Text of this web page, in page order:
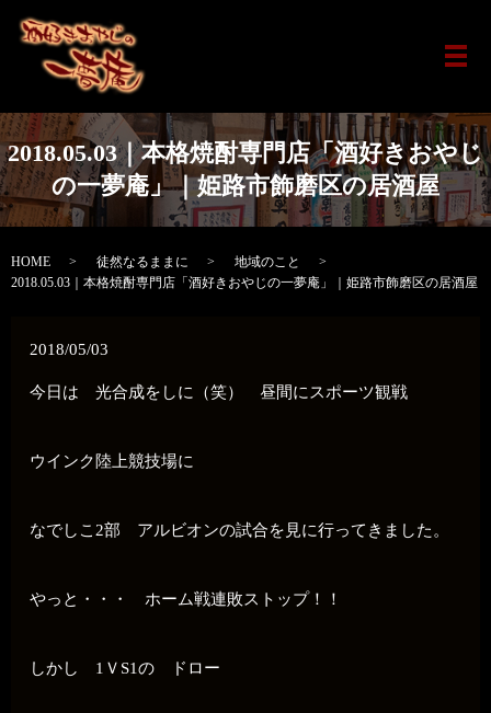
メ
2018.05.03｜本格焼酎専門店「酒好きおやじ
の一夢庵」｜姫路市飾磨区の居酒屋
HOME 徒然なるままに
地域のこと
2018.05.03｜本格焼酎専門店「酒好きおやじの一夢庵」｜姫路市飾磨区の居酒屋
2018/05/03
今日は 光合成をしに（笑） 昼間にスポーツ観戦
ウインク陸上競技場に
なでしこ2部 アルビオンの試合を見に行ってきました。
やっと・・・ ホーム戦連敗ストップ！！
しかし 1ＶS1の ドロー